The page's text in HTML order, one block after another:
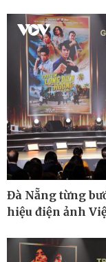
Pháp luật
Vụ án
Tin nóng
Tư vấn luật
Đà Nẵng từng
hiệu điện ảnh